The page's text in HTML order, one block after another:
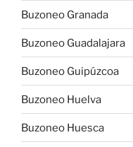
Buzoneo Granada
Buzoneo Guadalajara
Buzoneo Guipúzcoa
Buzoneo Huelva
Buzoneo Huesca